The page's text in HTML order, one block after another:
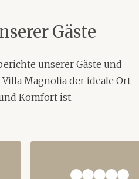
Gäste
unserer Gäste und
Magnolia der ideale Ort
Komfort ist.